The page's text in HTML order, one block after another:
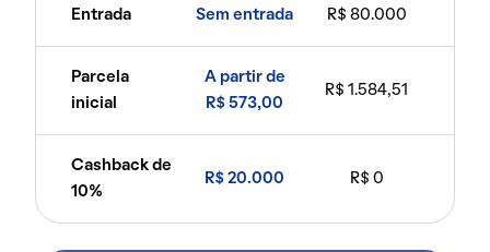
Entrada Sem entrada R$ 80.000
Parcela
inicial
A partir de
R$ 573,00
R$ 1.584,51
Cashback de
10%
R$ 20.000 R$ 0